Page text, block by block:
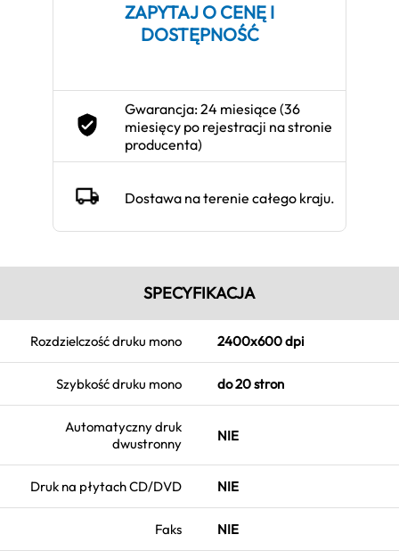
ZAPYTAJ O CENĘ I
DOSTĘPNOŚĆ
Gwarancja: 24 miesiące (36
miesięcy po rejestracji na stronie
producenta)
Dostawa na terenie całego kraju.
SPECYFIKACJA
Rozdzielczość druku mono 2400x600 dpi
Szybkość druku mono do 20 stron
Automatyczny druk
dwustronny
NIE
Druk na płytach CD/DVD NIE
Faks NIE